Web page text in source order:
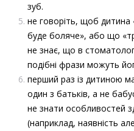
зуб.
не говоріть, щоб
буде боляче», або що
не знає, що в
подібні фрази можуть
перший раз із дитиною
один з батьків, а не
не знати особливостей
(наприклад, наявність